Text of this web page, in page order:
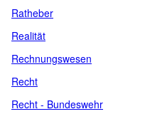
Ratheber
Realität
Rechnungswesen
Recht
Recht - Bundeswehr